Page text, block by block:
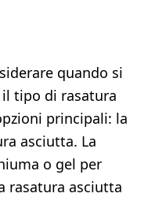
quando si
tipo di rasatura
principali: la
asciutta. La
o gel per
rasatura asciutta